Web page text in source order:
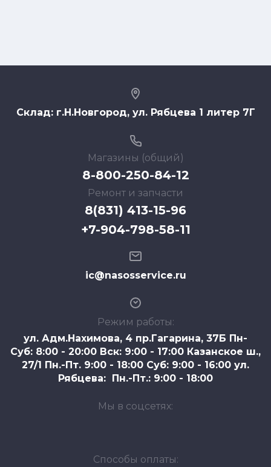
Склад: г.Н.Новгород, ул. Рябцева 1 литер 7Г
Магазины (общий)
8-800-250-84-12
Ремонт и запчасти
8(831) 413-15-96
+7-904-798-58-11
ic@nasosservice.ru
Режим работы:
ул. Адм.Нахимова, 4 пр.Гагарина, 37Б Пн-
Суб: 8:00 - 20:00 Вск: 9:00 - 17:00 Казанское ш.,
27/1 Пн.-Пт. 9:00 - 18:00 Суб: 9:00 - 16:00 ул.
Рябцева: Пн.-Пт.: 9:00 - 18:00
Мы в соцсетях:
Способы оплаты: